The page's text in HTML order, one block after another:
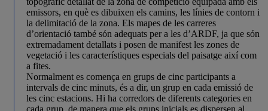
emissors, en què es dibuixen els camins, les línies de contorn i
la delimitació de la zona. Els mapes de les carreres
d’orientació també són adequats per a les d’ARDF, ja que són
extremadament detallats i posen de manifest les zones de
vegetació i les característiques especials del paisatge així com
a fites.
Normalment es comença en grups de cinc participants a
intervals de cinc minuts, és a dir, un grup en cada emissió de
les cinc estacions. Hi ha corredors de diferents categories en
cada grup, de manera que els grups inicials es dispersen al